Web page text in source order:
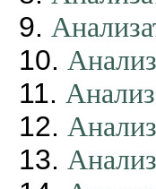
9.
10.
11.
12.
13.